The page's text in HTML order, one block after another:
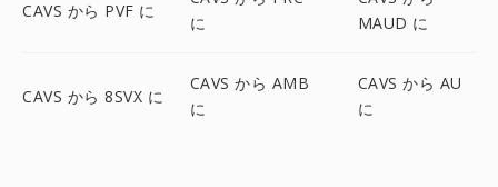
CAVS から PVF に
に
MAUD に
CAVS から 8SVX に
CAVS から AMB
に
CAVS から AU
に